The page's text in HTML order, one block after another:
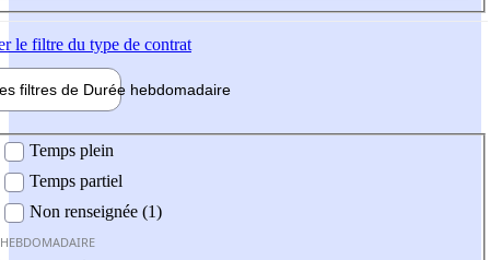
le filtre du type de contrat
filtres de Durée hebdomadaire
Temps plein
Temps partiel
Non renseignée (1)